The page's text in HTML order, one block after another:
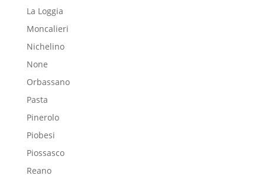
La Loggia
Moncalieri
Nichelino
None
Orbassano
Pasta
Pinerolo
Piobesi
Piossasco
Reano